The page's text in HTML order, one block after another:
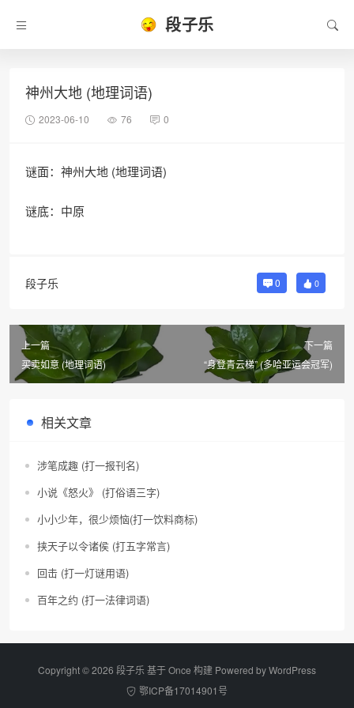
段子乐
神州大地 (地理词语)
2023-06-10 76 0
谜面：神州大地 (地理词语)
谜底：中原
段子乐 0 0
上一篇
买卖如意 (地理词语)
下一篇
“身登青云梯” (多哈亚运会冠军)
相关文章
涉笔成趣 (打一报刊名)
小说《怒火》 (打俗语三字)
小小少年，很少烦恼(打一饮料商标)
挟天子以令诸侯 (打五字常言)
回击 (打一灯谜用语)
百年之约 (打一法律词语)
Copyright © 2026 段子乐 基于 Once 构建 Powered byWordPress
鄂ICP备17014901号